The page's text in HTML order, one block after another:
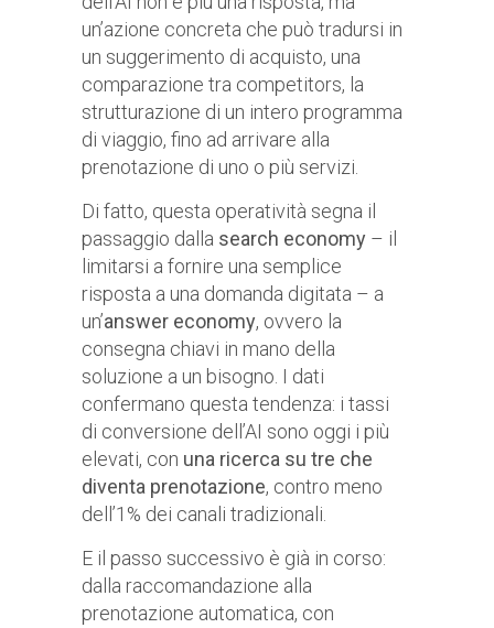
un’azione concreta che può tradursi in
un suggerimento di acquisto, una
comparazione tra competitors, la
strutturazione di un intero programma
di viaggio, fino ad arrivare alla
prenotazione di uno o più servizi.
Di fatto, questa operatività segna il
passaggio dalla search economy – il
limitarsi a fornire una semplice
risposta a una domanda digitata – a
un’answer economy, ovvero la
consegna chiavi in mano della
soluzione a un bisogno. I dati
confermano questa tendenza: i tassi
di conversione dell’AI sono oggi i più
elevati, con una ricerca su tre che
diventa prenotazione, contro meno
dell’1% dei canali tradizionali.
E il passo successivo è già in corso:
dalla raccomandazione alla
prenotazione automatica, con